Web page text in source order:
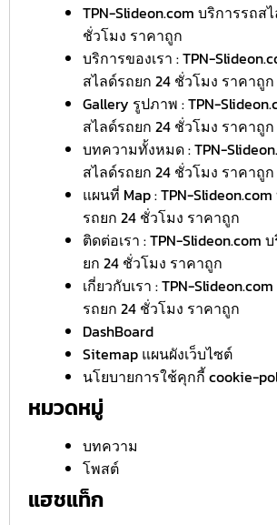
TPN-Slideon.com บริการรถส
ชั่วโมง ราคาถูก
บริการของเรา : TPN-
สไลด์รถยก 24 ชั่วโมง ราคาถูก
Gallery รูปภาพ : TPN-
สไลด์รถยก 24 ชั่วโมง ราคาถูก
บทความทั้งหมด : TPN-
สไลด์รถยก 24 ชั่วโมง ราคาถูก
แผนที่ Map : TPN-
รถยก 24 ชั่วโมง ราคาถูก
ติดต่อเรา : TPN-Slideon.com
ยก 24 ชั่วโมง ราคาถูก
เกี่ยวกับเรา : TPN-
รถยก 24 ชั่วโมง ราคาถูก
DashBoard
Sitemap แผนผังเว็บไซต์
นโยบายการใช้คุกกี้ cookie-
หมวดหมู่
บทความ
โพสต์
แฮชแท็ก